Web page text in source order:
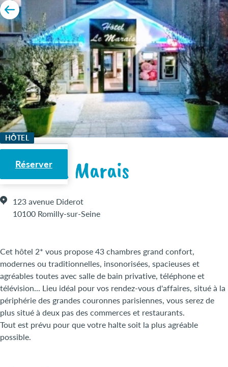
HÔTEL
Réserver
Hôtel du Marais
123 avenue Diderot
10100 Romilly-sur-Seine
Cet hôtel 2* vous propose 43 chambres grand confort,
modernes ou traditionnelles, insonorisées, spacieuses et
agréables toutes avec salle de bain privative, téléphone et
télévision... Lieu idéal pour vos rendez-vous d'affaires, situé à la
périphérie des grandes couronnes parisiennes, vous serez de
plus situé à deux pas des commerces et restaurants.
Tout est prévu pour que votre halte soit la plus agréable
possible.